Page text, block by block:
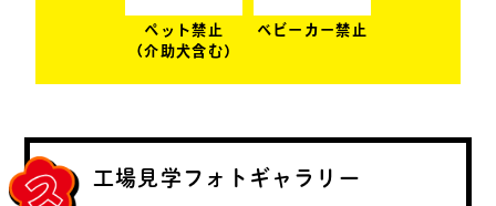
ペット禁止
（介助犬含む）
ベビーカー禁止
工場見学フォトギャラリー